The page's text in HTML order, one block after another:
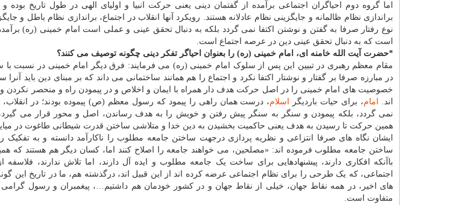
اما گروه دوم احیاگران اجتماعی برآمده از گفتمان دینی یعنی حرکت انبیا و اولیای الهی در طول تاریخ
براندازی نظام ظالمانه و جایگزینی نظام عادلانه هستند. رویکرد آنها انقلاب در اجتماع، براندازی نظام باطل و
نوع رفتار صرفا به گفتن و نوشتن اکتفا نمی گردد بلکه به دنبال تحقق عینی و عملی است امام خمینی (ره) برآمده
است که به دنبال تحقق عینی دین در عرصه اجتماع است.
*حضرت آیت الله خامنه ای، امام خمینی (ره) را بعنوان احیاگر تفکر دینی چگونه توصیف می کنند؟
مقام معظم رهبری در تبیین این پس از سلوک امام خمینی (ره) می فرمایند: فرق دیگر امام خمینی در نسبت با
در مبارزه صرفا بر گفتار و نوشتار اکتفا نکرد و اجتماع را هم همانند ساختمانی می داند که بر مبنای دین باید
خصوصیت های امام خمینی را در اصل حرکت هدف دار همراه با ایمان و اخلاص و در پیمودن راه و منحصر نکردن
اند.
امام، برای حیات باردیگر اسلام، درست همان راهی را پیمود که رسول معظم (ص) پیموده بودند؛ در انقلاب،
نمی گردد، بلکه پیمودن و سنگر به سنگر پیش رفتن و خویش را به هدف رساندن، اصل و محور قرار می
همین حرکت تا رسیدن به هدف یعنی حاکمیت بخشیدن به دین خدا و متلاشی ساختن قدرت شیطانی طاغوت در
ایشان نگاه های صرفا انتزاعی و نظریه پردازی درجهت ساختن جامعه مطلوب را ناکارآمد دانسته و به تفکیک
ساختن جامعه مطلوب فرموده اند: «مصلحین، می خواهند جامعه را اصلاح کنند اما، کسان دیگر هم هستند که
باآنکه افکاری دارند، پیشنهادهایی برای ساخت یک جامعه مطلوب و ایده آل دارند، اما تلاش ندارند، فلاسفه
اجتماعی، که یک طرحی را برای نظام اجتماعی عرضه کرده اند از این قبیل اند، درگذشته هم، ما در تاریخ این
های اخیر، در همه نقاط جهان، خیلی از نقاط جهان و در کشور خودمان هم داشتیم…، پیغمبران و رسول
متفاوت است.